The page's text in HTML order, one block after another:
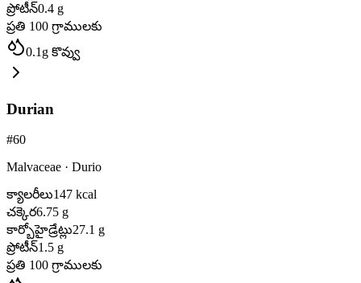
ప్రోటీన్0.4 g
ప్రతి 100 గ్రాములకు
0.1 g కొవ్వు
Durian
#60
Malvaceae · Durio
క్యాలరీలు147 kcal
చక్కెర6.75 g
కార్బోహైడ్రేట్లు27.1 g
ప్రోటీన్1.5 g
ప్రతి 100 గ్రాములకు